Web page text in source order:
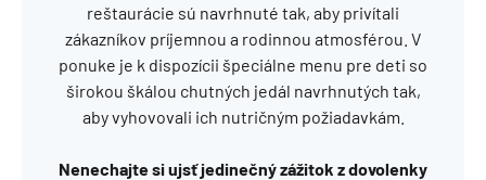
reštaurácie sú navrhnuté tak, aby privítali
zákazníkov príjemnou a rodinnou atmosférou. V
ponuke je k dispozícii špeciálne menu pre deti so
širokou škálou chutných jedál navrhnutých tak,
aby vyhovovali ich nutričným požiadavkám.
Nenechajte si ujsť jedinečný zážitok z dovolenky